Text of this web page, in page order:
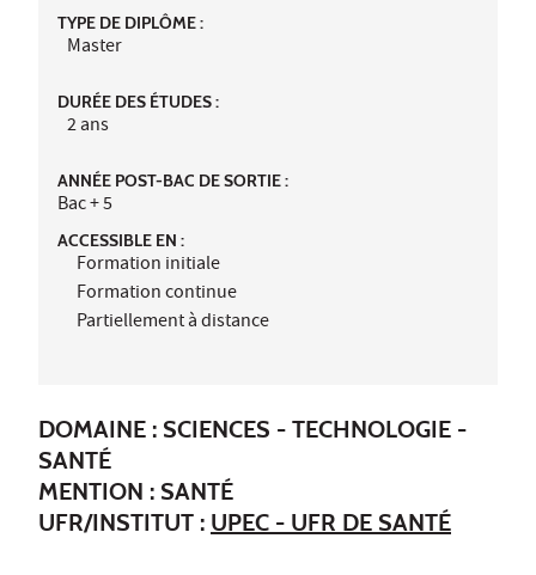
TYPE DE DIPLÔME :
Master
DURÉE DES ÉTUDES :
2 ans
ANNÉE POST-BAC DE SORTIE :
Bac + 5
ACCESSIBLE EN :
Formation initiale
Formation continue
Partiellement à distance
DOMAINE : SCIENCES - TECHNOLOGIE -
SANTÉ
MENTION : SANTÉ
UFR/INSTITUT : UPEC - UFR DE SANTÉ